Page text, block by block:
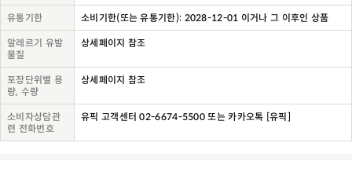
유통기한 소비기한(또는 유통기한): 2028-12-01 이거나 그 이후인 상품
알레르기 유발
물질
상세페이지 참조
포장단위별 용
량, 수량
상세페이지 참조
소비자상담관
련 전화번호
유픽 고객센터 02-6674-5500 또는 카카오톡 [유픽]